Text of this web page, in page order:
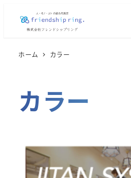
ホーム カラー
カラー